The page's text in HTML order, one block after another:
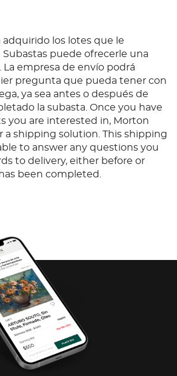
adquirido los lotes que le
puede ofrecerle una
La empresa de envío podrá
pregunta que pueda tener con
ya sea antes o después de
la subasta. Once you have
you are interested in, Morton
a shipping solution. This shipping
to answer any questions you
to delivery, either before or
been completed.